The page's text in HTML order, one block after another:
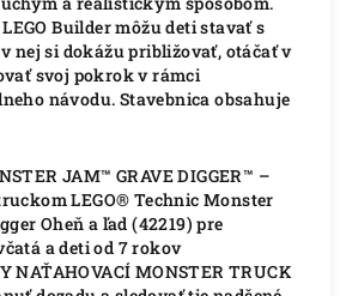
Builder môžu deti stavať s
nej si dokážu približovať, otáčať v
svoj pokrok v rámci
návodu. Stavebnica obsahuje
JAM™ GRAVE DIGGER™ –
LEGO® Technic Monster
Oheň a ľad (42219) pre
a deti od 7 rokov
NAŤAHOVACÍ MONSTER TRUCK